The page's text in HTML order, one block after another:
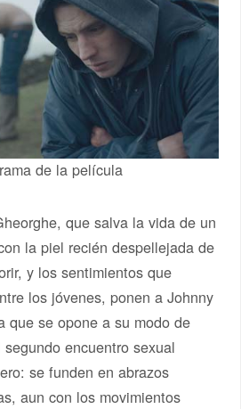
de la película
que salva la vida de un
la piel recién despellejada de
y los sentimientos que
los jóvenes, ponen a Johnny
que se opone a su modo de
encuentro sexual
se funden en abrazos
aun con los movimientos